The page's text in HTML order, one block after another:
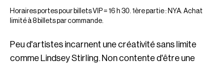
Horaires portes pour billets VIP = 16 h 30. 1ère partie : NYA. Achat
limité à 8 billets par commande.
Peu d'artistes incarnent une créativité sans limite
comme Lindsey Stirling. Non contente d'être une